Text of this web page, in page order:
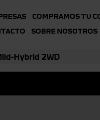
COMPRAMOS TU
SOBRE NOSOTROS
Hybrid 2WD